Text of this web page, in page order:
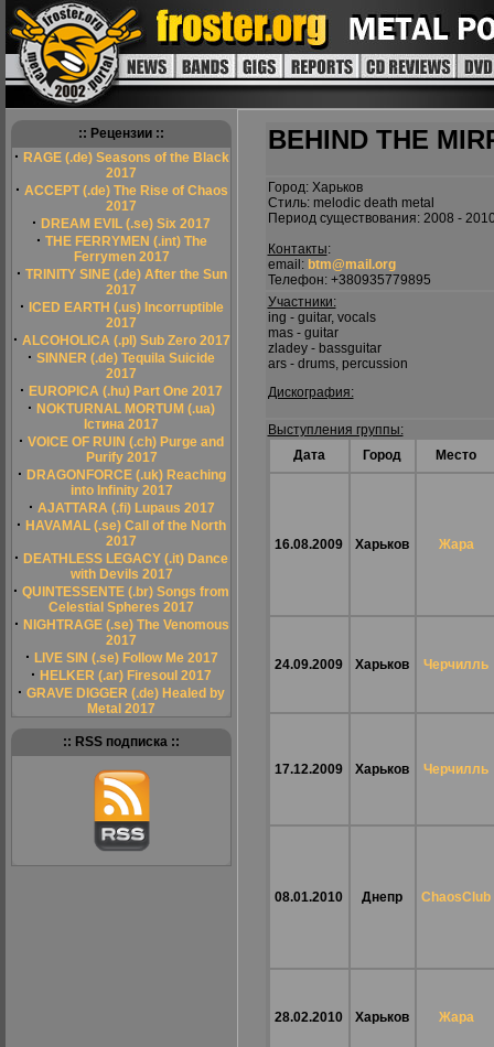
:: Рецензии ::
· RAGE (.de) Seasons of the Black
2017
· ACCEPT (.de) The Rise of Chaos
2017
· DREAM EVIL (.se) Six 2017
· THE FERRYMEN (.int) The
Ferrymen 2017
· TRINITY SINE (.de) After the Sun
2017
· ICED EARTH (.us) Incorruptible
2017
· ALCOHOLICA (.pl) Sub Zero 2017
· SINNER (.de) Tequila Suicide
2017
· EUROPICA (.hu) Part One 2017
· NOKTURNAL MORTUM (.ua)
Істина 2017
· VOICE OF RUIN (.ch) Purge and
Purify 2017
· DRAGONFORCE (.uk) Reaching
into Infinity 2017
· AJATTARA (.fi) Lupaus 2017
· HAVAMAL (.se) Call of the North
2017
· DEATHLESS LEGACY (.it) Dance
with Devils 2017
· QUINTESSENTE (.br) Songs from
Celestial Spheres 2017
· NIGHTRAGE (.se) The Venomous
2017
· LIVE SIN (.se) Follow Me 2017
· HELKER (.ar) Firesoul 2017
· GRAVE DIGGER (.de) Healed by
Metal 2017
:: RSS подписка ::
BEHIND THE
Город: Харьков
Стиль: melodic death metal
Период существования: 2008 -
Контакты:
email: btm@mail.org
Телефон: +380935779895
Участники:
ing - guitar, vocals
mas - guitar
zladey - bassguitar
ars - drums, percussion
Дискография:
Выступления группы:
Дата
Город Место
16.08.2009 Харьков Жара
24.09.2009 Харьков Черчилль
17.12.2009 Харьков Черчилль
08.01.2010 Днепр ChaosClub
28.02.2010 Харьков Жара